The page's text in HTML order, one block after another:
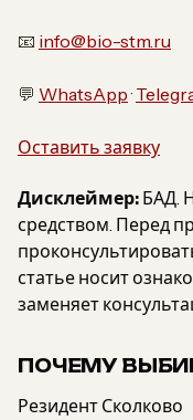
📧 info@bio-stm.ru
💬 WhatsApp·
Оставить заявку
Дисклеймер: БАД.
средством. Перед
статье носит
заменяет
ПОЧЕМУ
Резидент Сколково